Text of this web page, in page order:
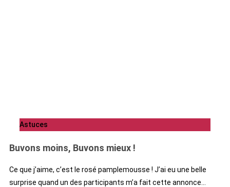
Astuces
Buvons moins, Buvons mieux !
Ce que j’aime, c’est le rosé pamplemousse ! J’ai eu une belle
surprise quand un des participants m’a fait cette annonce…